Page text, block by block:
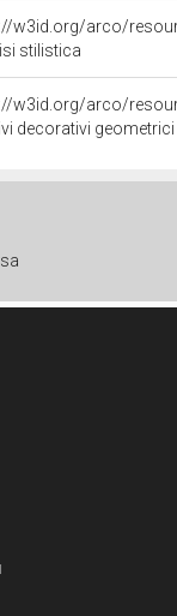
w3id.org/arco/
stilistica
w3id.org/arco/
decorativi geometrici e